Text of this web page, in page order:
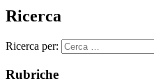
Ricerca
Ricerca per:
Rubriche